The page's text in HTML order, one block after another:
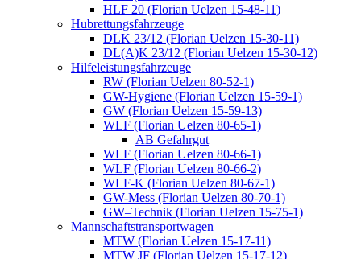
HLF 20 (Florian Uelzen 15-48-11)
Hubrettungsfahrzeuge
DLK 23/12 (Florian Uelzen 15-30-11)
DL(A)K 23/12 (Florian Uelzen 15-30-12)
Hilfeleistungsfahrzeuge
RW (Florian Uelzen 80-52-1)
GW-Hygiene (Florian Uelzen 15-59-1)
GW (Florian Uelzen 15-59-13)
WLF (Florian Uelzen 80-65-1)
AB Gefahrgut
WLF (Florian Uelzen 80-66-1)
WLF (Florian Uelzen 80-66-2)
WLF-K (Florian Uelzen 80-67-1)
GW-Mess (Florian Uelzen 80-70-1)
GW–Technik (Florian Uelzen 15-75-1)
Mannschaftstransportwagen
MTW (Florian Uelzen 15-17-11)
MTW JF (Florian Uelzen 15-17-12)